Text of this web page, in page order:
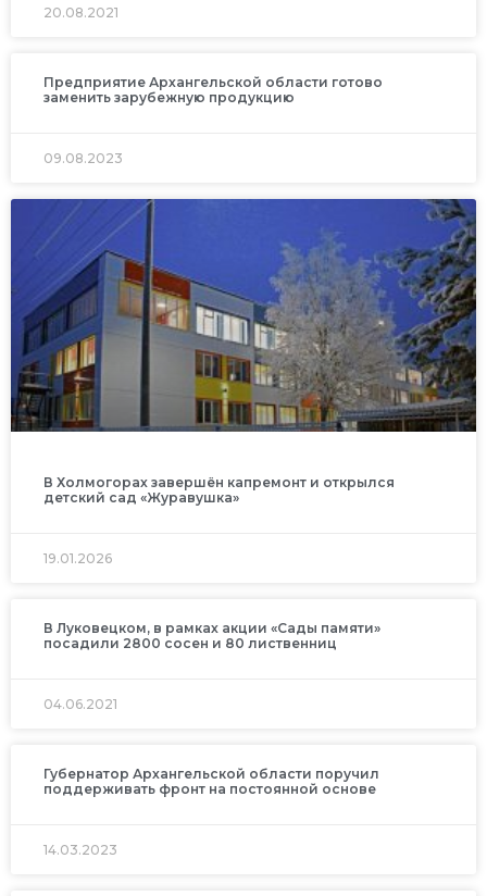
20.08.2021
Предприятие Архангельской области готово
заменить зарубежную продукцию
09.08.2023
В Холмогорах завершён капремонт и открылся
детский сад «Журавушка»
19.01.2026
В Луковецком, в рамках акции «Сады памяти»
посадили 2800 сосен и 80 лиственниц
04.06.2021
Губернатор Архангельской области поручил
поддерживать фронт на постоянной основе
14.03.2023